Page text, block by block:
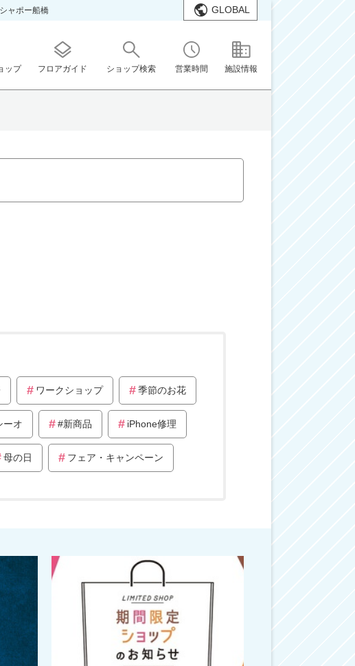
シャポー船橋 GLOBAL
ップ フロアガイド ショップ検索 営業時間 施設情報
ワークショップ 季節のお花
ーオ #新商品 iPhone修理
母の日 フェア・キャンペーン